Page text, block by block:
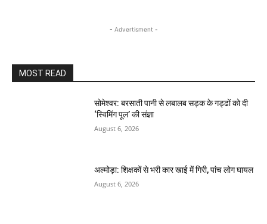
- Advertisment -
MOST READ
सोमेश्वर: बरसाती पानी से लबालब सड़क के गड्ढों को दी
‘स्विमिंग पूल’ की संज्ञा
August 6, 2026
अल्मोड़ा: शिक्षकों से भरी कार खाई में गिरी, पांच लोग घायल
August 6, 2026